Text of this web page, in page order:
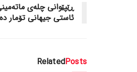
ڕێپێوانی چله‌ی
ئاستی جیهانی تۆمار
RelatedPosts